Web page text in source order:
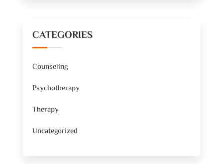
CATEGORIES
Counseling
Psychotherapy
Therapy
Uncategorized